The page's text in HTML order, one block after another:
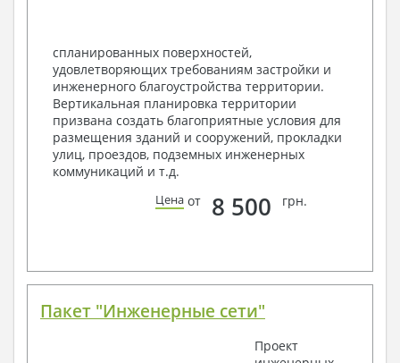
Архитектурные узлы в конструкциях
2. Конструктивный раздел:
Общие данные по проекту
Схемы расположения и расчеты фундаментов
Элементы каркаса – схемы расположения
Схема расположения перекрытий
Опоры перекрытия на стены или Узлы
Элементы кровли – схемы расположения
3. Инженерный раздел (приобретается по желанию
за дополнительную плату):
спланированных поверхностей,
удовлетворяющих требованиям застройки и
инженерного благоустройства территории.
Вертикальная планировка территории
призвана создать благоприятные условия для
размещения зданий и сооружений, прокладки
улиц, проездов, подземных инженерных
коммуникаций и т.д.
Цена от 8 500 грн.
Пакет "Инженерные сети"
Проект